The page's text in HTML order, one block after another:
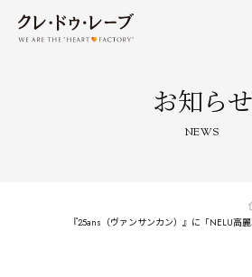
お知らせ
NEWS
『25ans（ヴァンサンカン）』に「NELU高